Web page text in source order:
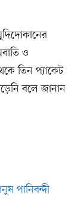
ও
তিন প্যাকেট
বলে জানান
পানিবন্দী